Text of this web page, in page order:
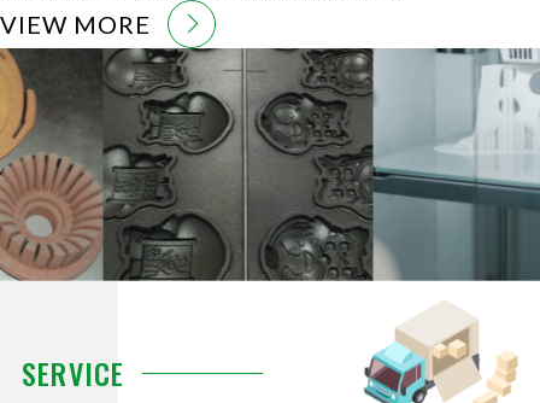
VIEW MORE
SERVICE